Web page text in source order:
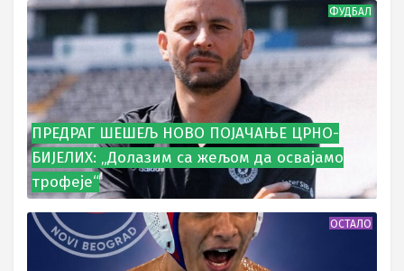
ФУДБАЛ
ПРЕДРАГ ШЕШЕЉ НОВО ПОЈАЧАЊЕ ЦРНО-
БИЈЕЛИХ: „Долазим са жељом да освајамо
трофеје“
ОСТАЛО